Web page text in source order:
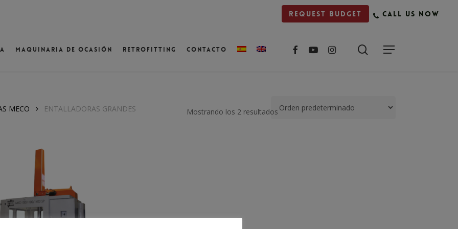
Request budget Call us now
Maquinaria de ocasión Retrofitting Contacto facebookyoutubeinstagram
Mostrando los 2 resultados
MECO ENTALLADORAS GRANDES